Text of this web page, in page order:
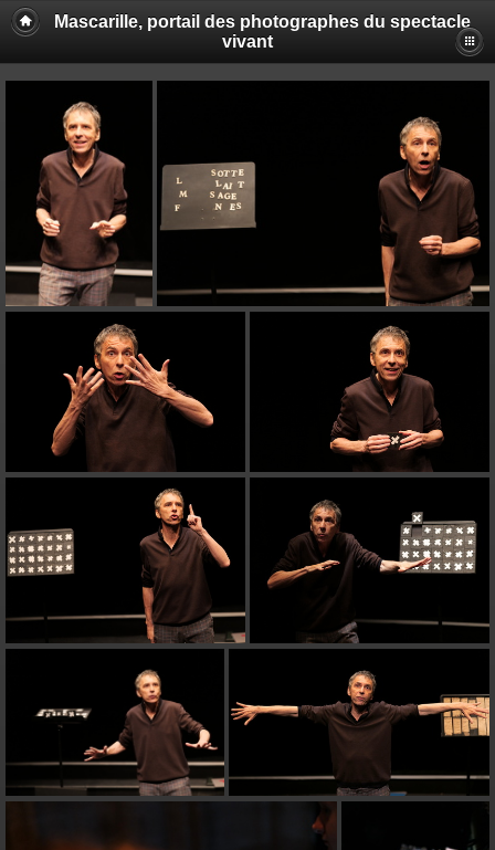
Mascarille, portail des photographes du spectacle
vivant